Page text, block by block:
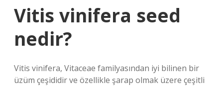
Vitis vinifera seed
nedir?
Vitis vinifera, Vitaceae familyasından iyi bilinen bir
üzüm çeşididir ve özellikle şarap olmak üzere çeşitli